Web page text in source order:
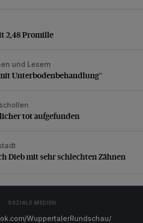
Promille
2,48 Promille
Unterbodenbehandlung“
und Lesern
Unterbodenbehandlung“
tot aufgefunden
tot aufgefunden
Dieb mit sehr schlechten Zähnen
Dieb mit sehr schlechten Zähnen
SOZIALE MEDIEN
WuppertalerRundschau/